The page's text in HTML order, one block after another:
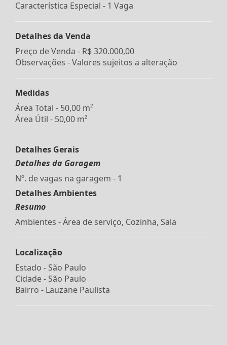
Característica Especial - 1 Vaga
Detalhes da Venda
Preço de Venda - R$ 320.000,00
Observações - Valores sujeitos a alteração
Medidas
Área Total - 50,00 m²
Área Útil - 50,00 m²
Detalhes Gerais
Detalhes da Garagem
Nº. de vagas na garagem - 1
Detalhes Ambientes
Resumo
Ambientes - Área de serviço, Cozinha, Sala
Localização
Estado - São Paulo
Cidade - São Paulo
Bairro - Lauzane Paulista